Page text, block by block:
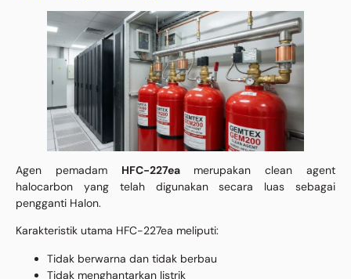
Agen pemadam HFC-227eamerupakan clean agent
halocarbon yang telah digunakan secara luas sebagai
pengganti Halon.
Karakteristik utama HFC-227ea meliputi:
Tidak berwarna dan tidak berbau
Tidak menghantarkan listrik